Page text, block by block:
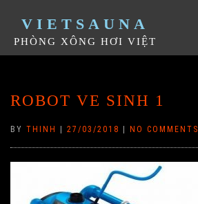
VIETSAUNA
PHÒNG XÔNG HƠI VIỆT
ROBOT VE SINH 1
BY THINH 27/03/2018 NO COMMENTS